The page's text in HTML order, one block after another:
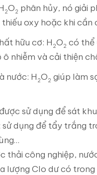
2O2 phân hủy, nó giải
oxy hoặc khi
hữu cơ: H 2O2 có thể
nhiễm và cải thiện
nước: H 2O2 giúp làm
sử dụng để sát
sử dụng để tẩy trắng
thải công nghiệp,
lượng Clo dư có